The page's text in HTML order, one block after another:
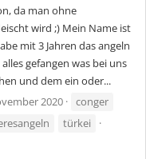
da man ohne
wird ;) Mein Name ist
mit 3 Jahren das angeln
gefangen was bei uns
und dem ein oder...
2020
conger
türkei